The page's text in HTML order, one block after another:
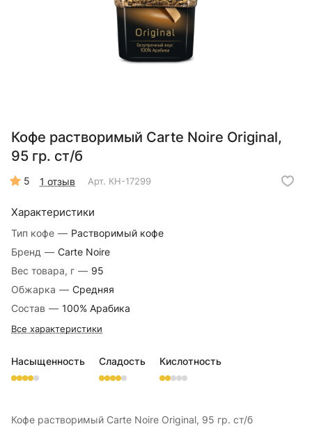
Кофе растворимый Carte Noire Original,
95 гр. ст/б
5 1 отзыв Арт. КН-17299
Характеристики
Тип кофе — Растворимый кофе
Бренд — Carte Noire
Вес товара, г — 95
Обжарка — Средняя
Состав — 100% Арабика
Все характеристики
Насыщенность Сладость Кислотность
Кофе растворимый Carte Noire Original, 95 гр. ст/б